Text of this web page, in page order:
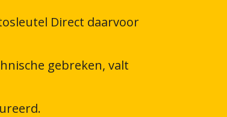
Direct daarvoor
gebreken, valt